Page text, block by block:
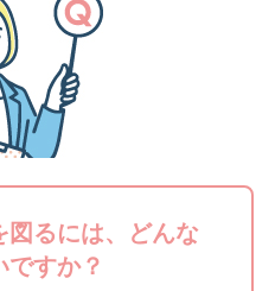
図るには、どんな
ですか？